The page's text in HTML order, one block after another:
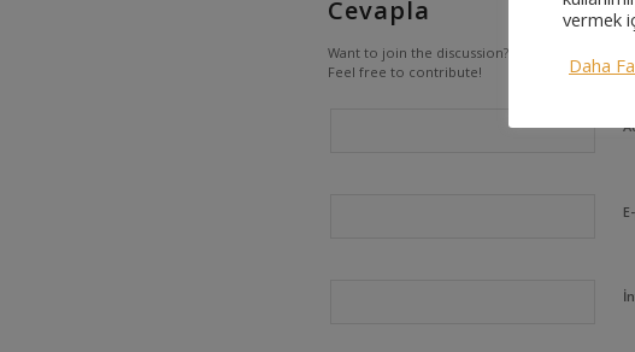
Cevapla
Want to join the discussion?
Feel free to contribute!
vermek
Daha